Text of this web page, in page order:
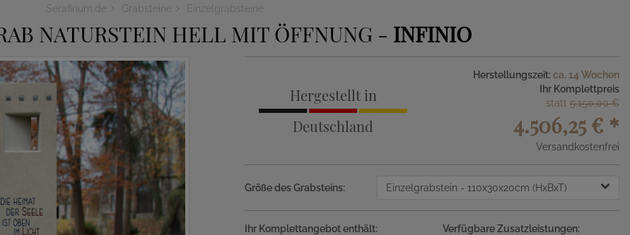
Serafinum.de Grabsteine Einzelgrabsteine
NATURSTEIN HELL MIT ÖFFNUNG - INFINIO
Hergestellt in
Deutschland
Herstellungszeit: ca. 14 Wochen
Ihr Komplettpreis
statt 5.150,00 €
4.506,25 € *
Versandkostenfrei
Größe des Grabsteins: Einzelgrabstein - 110x30x20cm (HxBxT)
Ihr Komplettangebot enthält:
Verfügbare Zusatzleistungen: